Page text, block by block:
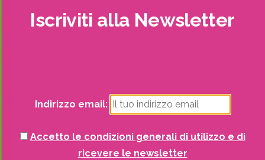
Strutture da esterno
Vasi
Iscriviti alla Newsletter
Indirizzo email:
Accetto le condizioni generali di utilizzo e di
ricevere le newsletter